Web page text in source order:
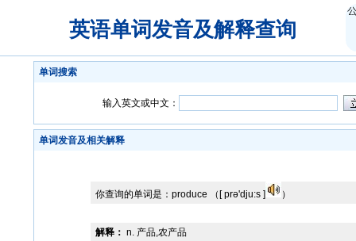
英语单词发音及解释查询
单词搜索
输入英文或中文：
单词发音及相关解释
你查询的单词是： produce （[ prə'dju:s ] ）
解释： n. 产品,农产品